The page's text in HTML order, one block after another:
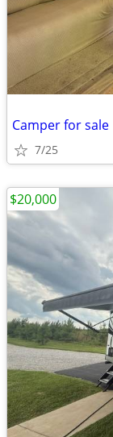
Camper for sale
7/25
$20,000